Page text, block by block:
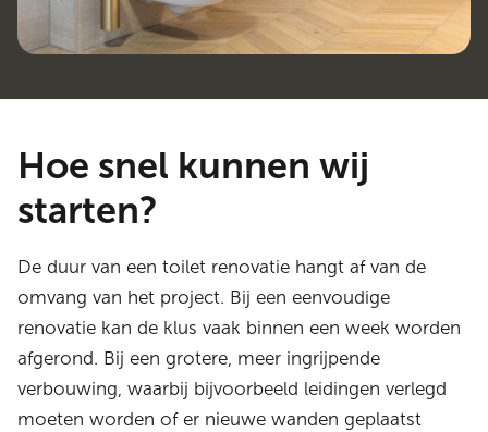
Hoe snel kunnen wij
starten?
De duur van een toilet renovatie hangt af van de
omvang van het project. Bij een eenvoudige
renovatie kan de klus vaak binnen een week worden
afgerond. Bij een grotere, meer ingrijpende
verbouwing, waarbij bijvoorbeeld leidingen verlegd
moeten worden of er nieuwe wanden geplaatst